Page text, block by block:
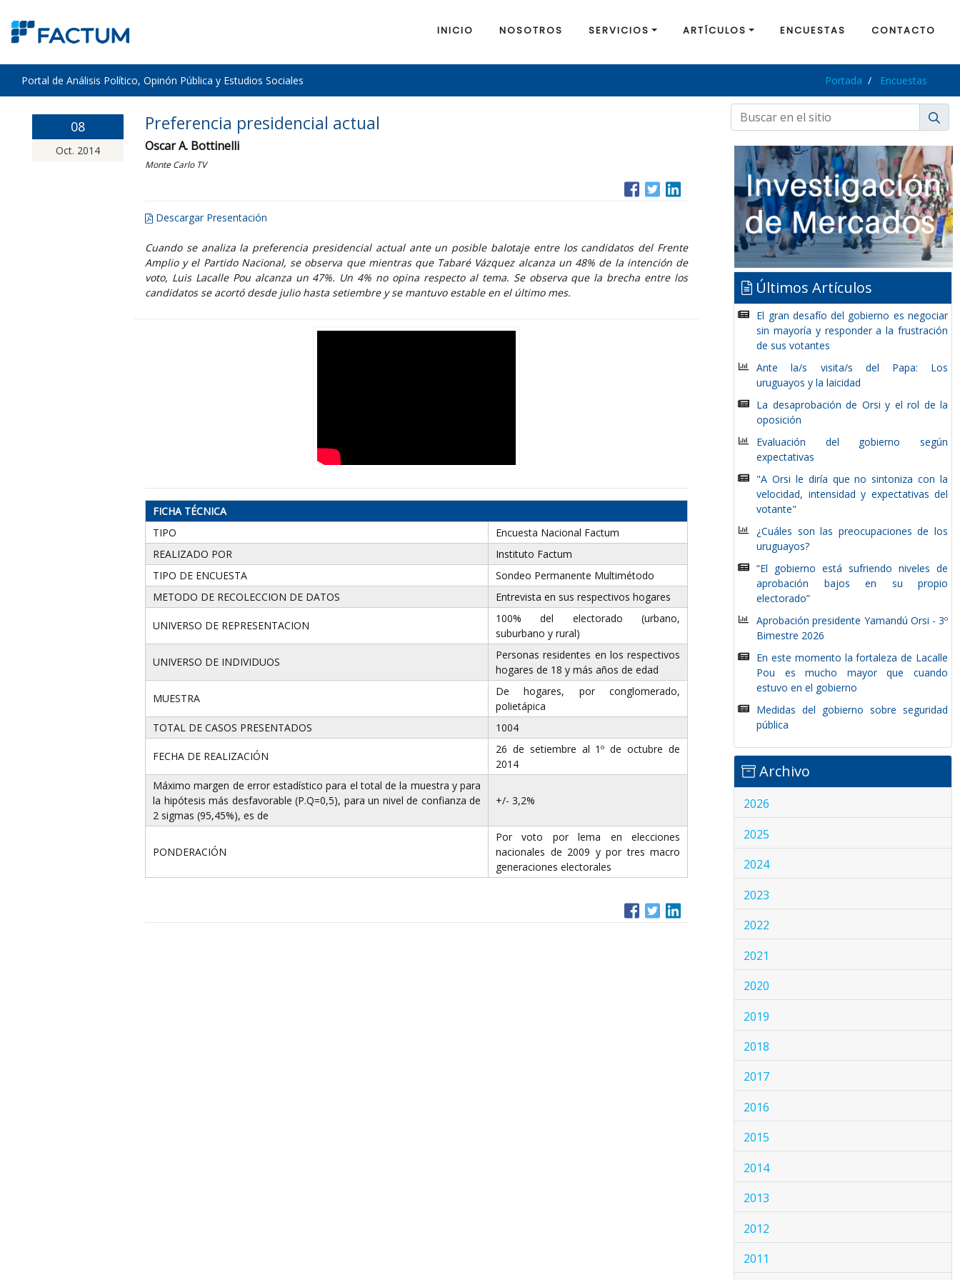
INICIO NOSOTROS SERVICIOS ARTÍCULOS ENCUESTAS CONTACTO
Portal de Análisis Político, Opinón Pública y Estudios Sociales Portada Encuestas
08
Oct. 2014
Preferencia presidencial actual
Oscar A. Bottinelli
Monte Carlo TV
Descargar Presentación
Cuando se analiza la preferencia presidencial actual ante un posible balotaje entre los candidatos del Frente
Amplio y el Partido Nacional, se observa que mientras que Tabaré Vázquez alcanza un 48% de la intención de
voto, Luis Lacalle Pou alcanza un 47%. Un 4% no opina respecto al tema. Se observa que la brecha entre los
candidatos se acortó desde julio hasta setiembre y se mantuvo estable en el último mes.
FICHA TÉCNICA
TIPO
Encuesta Nacional Factum
REALIZADO POR
Instituto Factum
TIPO DE ENCUESTA
Sondeo Permanente Multimétodo
METODO DE RECOLECCION DE DATOS
Entrevista en sus respectivos hogares
UNIVERSO DE REPRESENTACION
100% del electorado (urbano,
suburbano y rural)
UNIVERSO DE INDIVIDUOS
Personas residentes en los respectivos
hogares de 18 y más años de edad
MUESTRA
De hogares, por conglomerado,
polietápica
TOTAL DE CASOS PRESENTADOS
1004
FECHA DE REALIZACIÓN
26 de setiembre al 1º de octubre de
2014
Máximo margen de error estadístico para el total de la muestra y para
la hipótesis más desfavorable (P.Q=0,5), para un nivel de confianza de
2 sigmas (95,45%), es de
+/- 3,2%
PONDERACIÓN
Por voto por lema en elecciones
nacionales de 2009 y por tres macro
generaciones electorales
Últimos Artículos
El gran desafío del gobierno es negociar
sin mayoría y responder a la frustración
de sus votantes
Ante la/s visita/s del Papa: Los
uruguayos y la laicidad
La desaprobación de Orsi y el rol de la
oposición
Evaluación del gobierno según
expectativas
"A Orsi le diría que no sintoniza con la
velocidad, intensidad y expectativas del
votante"
¿Cuáles son las preocupaciones de los
uruguayos?
“El gobierno está sufriendo niveles de
aprobación bajos en su propio
electorado”
Aprobación presidente Yamandú Orsi - 3º
Bimestre 2026
En este momento la fortaleza de Lacalle
Pou es mucho mayor que cuando
estuvo en el gobierno
Medidas del gobierno sobre seguridad
pública
Archivo
2026
2025
2024
2023
2022
2021
2020
2019
2018
2017
2016
2015
2014
2013
2012
2011